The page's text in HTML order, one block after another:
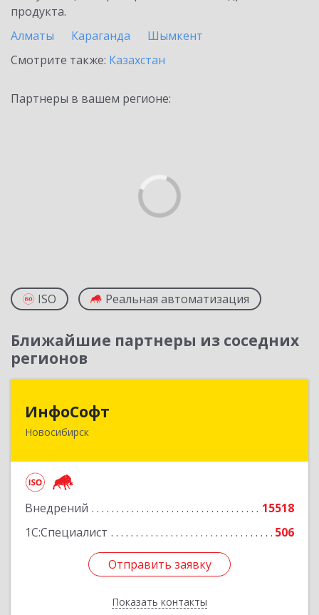
продукта.
Алматы
Караганда
Шымкент
Смотрите также: Казахстан
Партнеры в вашем регионе:
ISO Реальная автоматизация
Ближайшие партнеры из соседних
регионов
ИнфоСофт
Новосибирск
Внедрений
15518
1С:Специалист
506
Отправить заявку
Показать контакты
630091, Новосибирская обл, Новосибирск г,
Отправить заявку
Назад